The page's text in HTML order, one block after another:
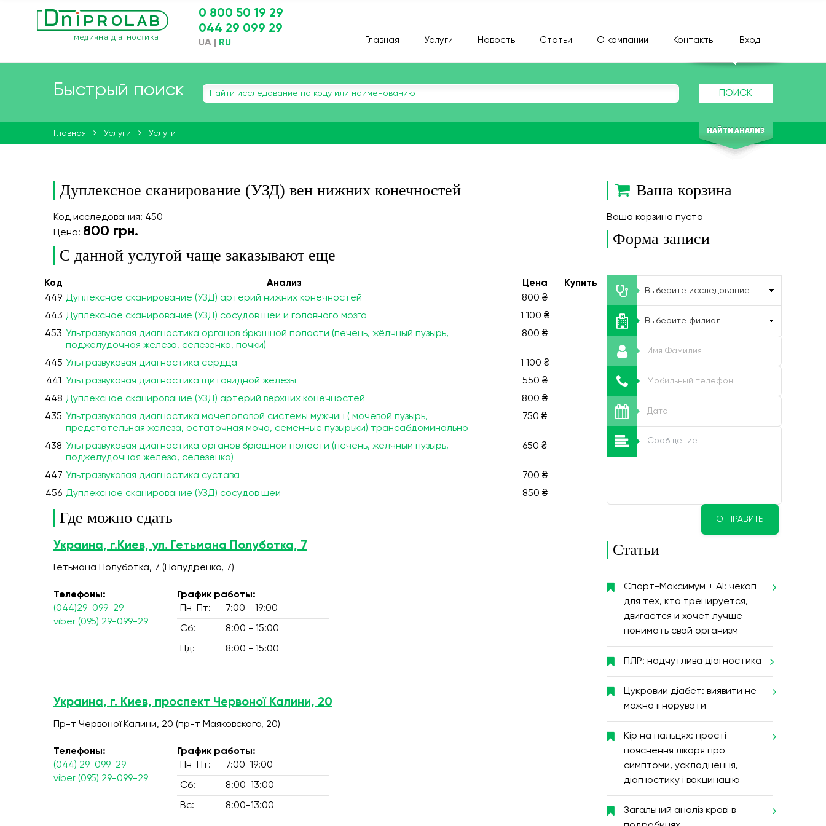
0 800 50 19 29
044 29 099 29
UA RU Главная Услуги Новость Статьи О компании Контакты Вход
Быстрый поиск ПОИСК
НАЙТИ АНАЛИЗ
Главная Услуги Услуги
Дуплексное сканирование (УЗД) вен нижних конечностей
Код исследования: 450
Цена: 800 грн.
С данной услугой чаще заказывают еще
Код Анализ Цена
Купить
449 Дуплексное сканирование (УЗД) артерий нижних конечностей
800 ₴
443 Дуплексное сканирование (УЗД) сосудов шеи и головного мозга
1 100 ₴
453 Ультразвуковая диагностика органов брюшной полости (печень, жёлчный пузырь,
поджелудочная железа, селезёнка, почки)
800 ₴
445 Ультразвуковая диагностика сердца
1 100 ₴
441
Ультразвуковая диагностика щитовидной железы
550 ₴
448 Дуплексное сканирование (УЗД) артерий верхних конечностей
800 ₴
435 Ультразвуковая диагностика мочеполовой системы мужчин ( мочевой пузырь,
предстательная железа, остаточная моча, семенные пузырьки) трансабдоминально
750 ₴
438 Ультразвуковая диагностика органов брюшной полости (печень, жёлчный пузырь,
поджелудочная железа, селезёнка)
650 ₴
447 Ультразвуковая диагностика сустава
700 ₴
456 Дуплексное сканирование (УЗД) сосудов шеи 850 ₴
Где можно сдать
Украина, г.Киев, ул. Гетьмана Полуботка, 7
Гетьмана Полуботка, 7 (Попудренко, 7)
Телефоны:
(044)29-099-29
viber (095) 29-099-29
График работы:
Пн-Пт:
7:00 - 19:00
Сб: 8:00 - 15:00
Нд: 8:00 - 15:00
Украина, г. Киев, проспект Червоної Калини, 20
Пр-т Червоної Калини, 20 (пр-т Маяковского, 20)
Телефоны:
(044) 29-099-29
viber (095) 29-099-29
График работы:
Пн-Пт:
7:00-19:00
Сб: 8:00-13:00
Вс: 8:00-13:00
Ваша корзина
Ваша корзина пуста
Форма записи
ОТПРАВИТЬ
Статьи
Спорт-Максимум + AI: чекап
для тех, кто тренируется,
двигается и хочет лучше
понимать свой организм
ПЛР: надчутлива діагностика
Цукровий діабет: виявити не
можна ігнорувати
Кір на пальцях: прості
пояснення лікаря про
симптоми, ускладнення,
діагностику і вакцинацію
Загальний аналіз крові в